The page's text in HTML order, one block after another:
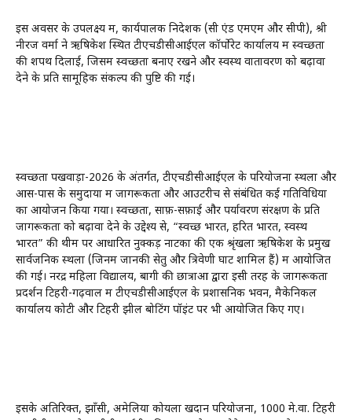
इस अवसर के उपलक्ष्य में, कार्यपालक निदेशक (सी एंड एमएम और सीपी), श्री
नीरज वर्मा ने ऋषिकेश स्थित टीएचडीसीआईएल कॉर्पोरेट कार्यालय में स्वच्छता
की शपथ दिलाई, जिसमें स्वच्छता बनाए रखने और स्वस्थ वातावरण को बढ़ावा
देने के प्रति सामूहिक संकल्प की पुष्टि की गई।
स्वच्छता पखवाड़ा-2026 के अंतर्गत, टीएचडीसीआईएल के परियोजना स्थलों और
आस-पास के समुदायों में जागरूकता और आउटरीच से संबंधित कई गतिविधियों
का आयोजन किया गया। स्वच्छता, साफ़-सफ़ाई और पर्यावरण संरक्षण के प्रति
जागरूकता को बढ़ावा देने के उद्देश्य से, “स्वच्छ भारत, हरित भारत, स्वस्थ
भारत” की थीम पर आधारित नुक्कड़ नाटकों की एक श्रृंखला ऋषिकेश के प्रमुख
सार्वजनिक स्थलों (जिनमें जानकी सेतु और त्रिवेणी घाट शामिल हैं) में आयोजित
की गई। नरेंद्र महिला विद्यालय, बागी की छात्राओं द्वारा इसी तरह के जागरूकता
प्रदर्शन टिहरी-गढ़वाल में टीएचडीसीआईएल के प्रशासनिक भवन, मैकेनिकल
कार्यालय कोटी और टिहरी झील बोटिंग पॉइंट पर भी आयोजित किए गए।
इसके अतिरिक्‍त, झाँसी, अमेलिया कोयला खदान परियोजना, 1000 मे.वा. टिहरी